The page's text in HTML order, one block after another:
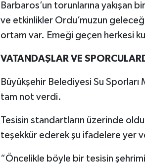
Barbaros’un torunlarına yakışan
ve etkinlikler Ordu’muzun
ortam var. Emeği geçen herkesi
VATANDAŞLAR VE
Büyükşehir Belediyesi Su
tam not verdi.
Tesisin standartların üzerinde
teşekkür ederek şu ifadelere yer
“Öncelikle böyle bir tesisin